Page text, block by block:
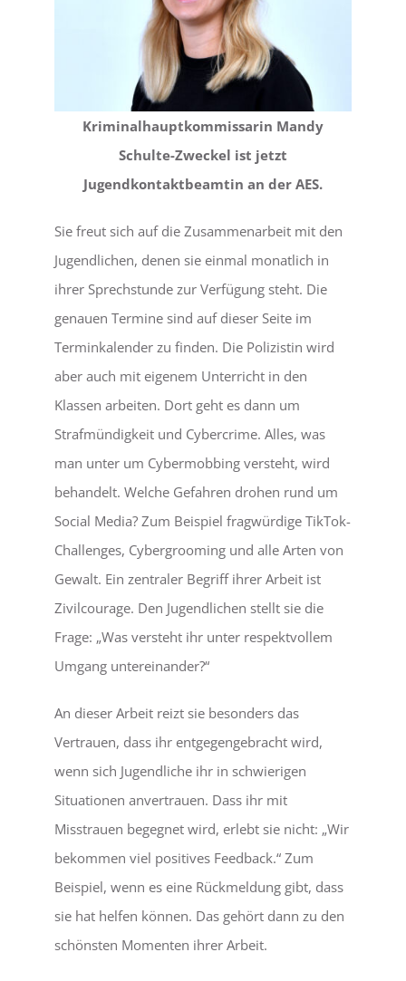
Kriminalhauptkommissarin Mandy
Schulte-Zweckel ist jetzt
Jugendkontaktbeamtin an der AES.
Sie freut sich auf die Zusammenarbeit mit den
Jugendlichen, denen sie einmal monatlich in
ihrer Sprechstunde zur Verfügung steht. Die
genauen Termine sind auf dieser Seite im
Terminkalender zu finden. Die Polizistin wird
aber auch mit eigenem Unterricht in den
Klassen arbeiten. Dort geht es dann um
Strafmündigkeit und Cybercrime. Alles, was
man unter um Cybermobbing versteht, wird
behandelt. Welche Gefahren drohen rund um
Social Media? Zum Beispiel fragwürdige TikTok-
Challenges, Cybergrooming und alle Arten von
Gewalt. Ein zentraler Begriff ihrer Arbeit ist
Zivilcourage. Den Jugendlichen stellt sie die
Frage: „Was versteht ihr unter respektvollem
Umgang untereinander?“
An dieser Arbeit reizt sie besonders das
Vertrauen, dass ihr entgegengebracht wird,
wenn sich Jugendliche ihr in schwierigen
Situationen anvertrauen. Dass ihr mit
Misstrauen begegnet wird, erlebt sie nicht: „Wir
bekommen viel positives Feedback.“ Zum
Beispiel, wenn es eine Rückmeldung gibt, dass
sie hat helfen können. Das gehört dann zu den
schönsten Momenten ihrer Arbeit.